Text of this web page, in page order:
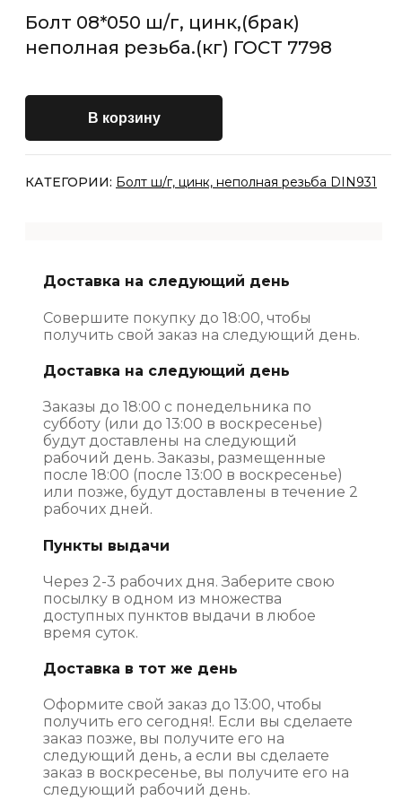
Болт 08*050 ш/г, цинк,(брак)
неполная резьба.(кг) ГОСТ 7798
В корзину
КАТЕГОРИИ: Болт ш/г, цинк, неполная резьба DIN931
Доставка на следующий день
Совершите покупку до 18:00, чтобы
получить свой заказ на следующий день.
Доставка на следующий день
Заказы до 18:00 с понедельника по
субботу (или до 13:00 в воскресенье)
будут доставлены на следующий
рабочий день. Заказы, размещенные
после 18:00 (после 13:00 в воскресенье)
или позже, будут доставлены в течение 2
рабочих дней.
Пункты выдачи
Через 2-3 рабочих дня. Заберите свою
посылку в одном из множества
доступных пунктов выдачи в любое
время суток.
Доставка в тот же день
Оформите свой заказ до 13:00, чтобы
получить его сегодня!. Если вы сделаете
заказ позже, вы получите его на
следующий день, а если вы сделаете
заказ в воскресенье, вы получите его на
следующий рабочий день.